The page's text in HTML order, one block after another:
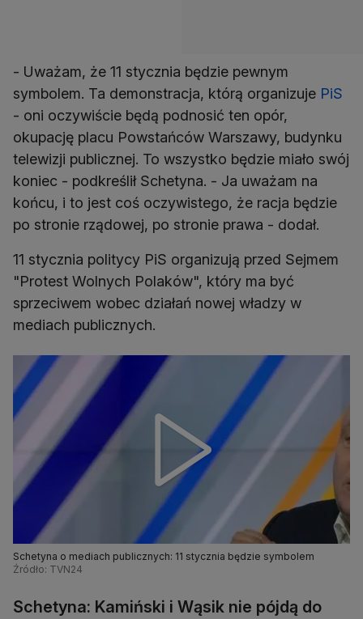
- Uważam, że 11 stycznia będzie pewnym
symbolem. Ta demonstracja, którą organizuje PiS
- oni oczywiście będą podnosić ten opór,
okupację placu Powstańców Warszawy, budynku
telewizji publicznej. To wszystko będzie miało swój
koniec - podkreślił Schetyna. - Ja uważam na
końcu, i to jest coś oczywistego, że racja będzie
po stronie rządowej, po stronie prawa - dodał.
11 stycznia politycy PiS organizują przed Sejmem
"Protest Wolnych Polaków", który ma być
sprzeciwem wobec działań nowej władzy w
mediach publicznych.
Schetyna o mediach publicznych: 11 stycznia będzie symbolem
Źródło: TVN24
Schetyna: Kamiński i Wąsik nie pójdą do